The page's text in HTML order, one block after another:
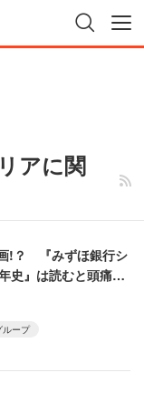
アに関
!？ 『みずほ銀行シ
史』は読むと頭痛が
ループ